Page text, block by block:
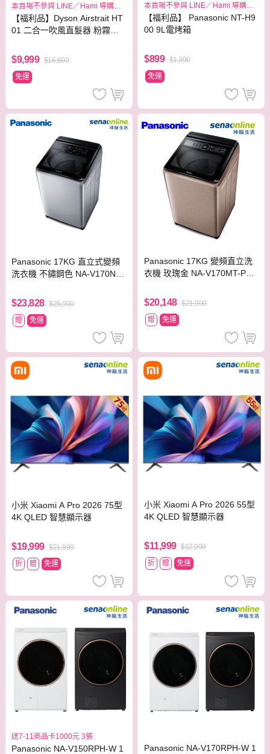
本賣場不參與 LINE／Hami 導購回
饋【福利品】Dyson Airstrait HT
01 二合一吹風直髮器 粉霧玫
$9,999 $16,600
免運
本賣場不參與 LINE／Hami 導購回
饋【福利品】 Panasonic NT-H9
00 9L電烤箱
$899 $1,390
免運
Panasonic 17KG 直立式變頻
洗衣機 不鏽鋼色 NA-V170NM
$23,828 $25,900
贈
免運
Panasonic 17KG 變頻直立洗
衣機 玫瑰金 NA-V170MT-PN
$20,148 $21,900
贈
免運
小米 Xiaomi A Pro 2026 75型
4K QLED 智慧顯示器
$19,999 $21,999
折
贈 免運
小米 Xiaomi A Pro 2026 55型
4K QLED 智慧顯示器
$11,999 $12,999
折
贈 免運
送7-11商品卡1000元 3張
Panasonic NA-V150RPH-W 1
Panasonic NA-V170RPH-W 1